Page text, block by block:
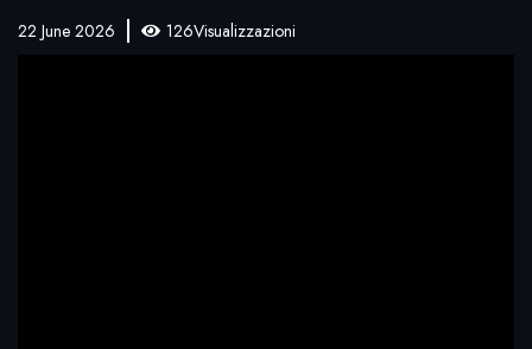
22 June 2026 126Visualizzazioni